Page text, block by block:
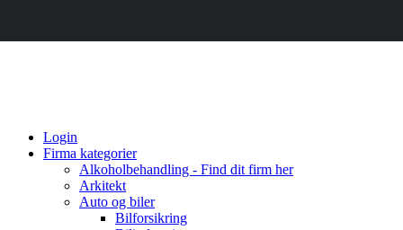
Login
Firma kategorier
Alkoholbehandling - Find dit firm her
Arkitekt
Auto og biler
Bilforsikring